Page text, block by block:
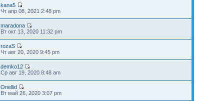
kana5
Чт апр 08, 2021 2:48 pm
maradona
Вт окт 13, 2020 11:32 pm
rozaS
Чт авг 20, 2020 9:45 pm
demko12
Ср авг 19, 2020 8:48 am
Onellid
Вт май 26, 2020 3:07 pm